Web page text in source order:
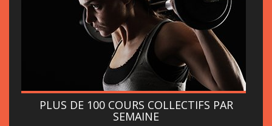
PLUS DE 100 COURS COLLECTIFS PAR
SEMAINE